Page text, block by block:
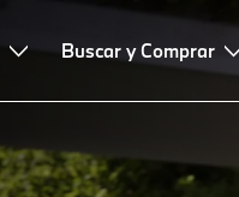
Buscar y Comprar